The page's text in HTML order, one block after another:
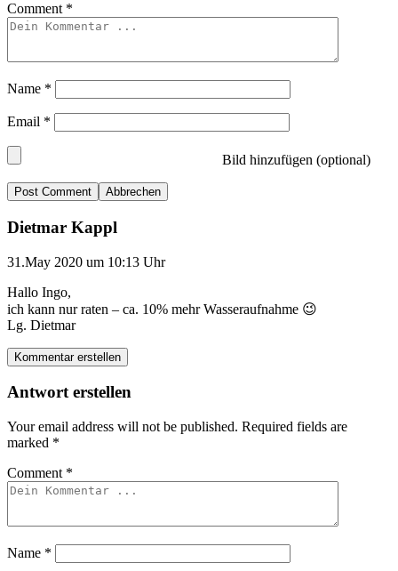
Comment *
Name *
Email *
Bild hinzufügen (optional)
Abbrechen
Dietmar Kappl
31.May 2020 um 10:13 Uhr
Hallo Ingo,
ich kann nur raten – ca. 10% mehr Wasseraufnahme 😉
Lg. Dietmar
Kommentar erstellen
Antwort erstellen
Your email address will not be published. Required fields are
marked *
Comment *
Name *